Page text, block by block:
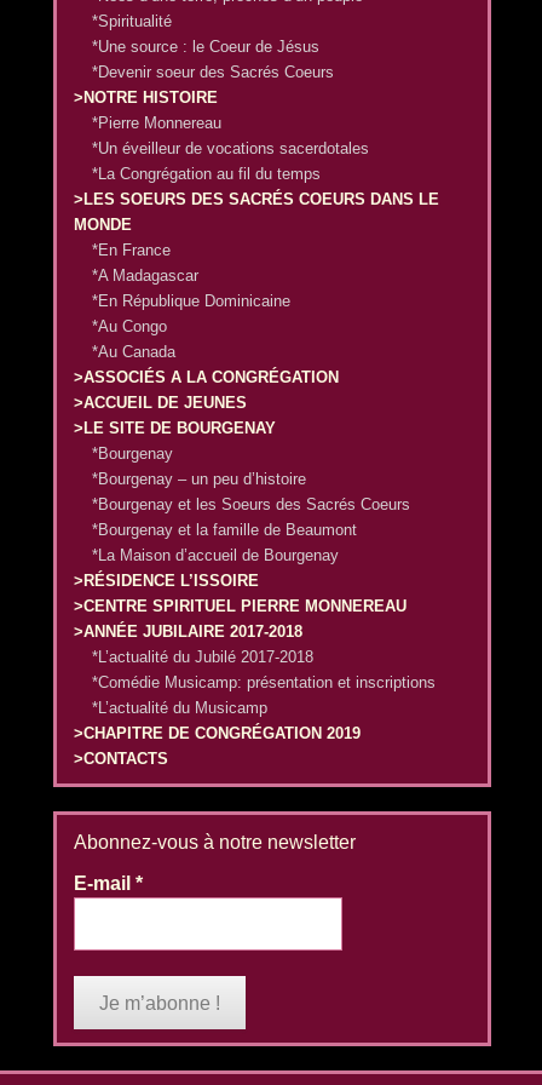
*Spiritualité
*Une source : le Coeur de Jésus
*Devenir soeur des Sacrés Coeurs
>NOTRE HISTOIRE
*Pierre Monnereau
*Un éveilleur de vocations sacerdotales
*La Congrégation au fil du temps
>LES SOEURS DES SACRÉS COEURS DANS LE
MONDE
*En France
*A Madagascar
*En République Dominicaine
*Au Congo
*Au Canada
>ASSOCIÉS A LA CONGRÉGATION
>ACCUEIL DE JEUNES
>LE SITE DE BOURGENAY
*Bourgenay
*Bourgenay – un peu d’histoire
*Bourgenay et les Soeurs des Sacrés Coeurs
*Bourgenay et la famille de Beaumont
*La Maison d’accueil de Bourgenay
>RÉSIDENCE L’ISSOIRE
>CENTRE SPIRITUEL PIERRE MONNEREAU
>ANNÉE JUBILAIRE 2017-2018
*L’actualité du Jubilé 2017-2018
*Comédie Musicamp: présentation et inscriptions
*L’actualité du Musicamp
>CHAPITRE DE CONGRÉGATION 2019
>CONTACTS
Abonnez-vous à notre newsletter
E-mail*